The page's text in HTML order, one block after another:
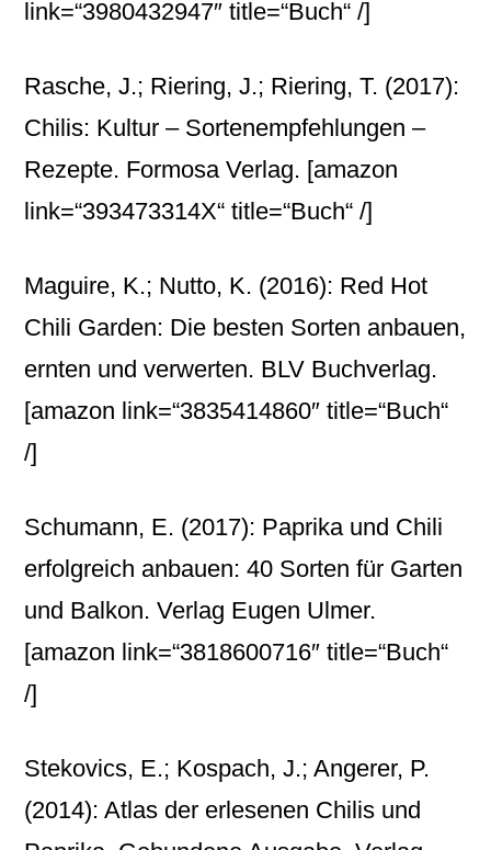
link=“3980432947″ title=“Buch“ /]
Rasche, J.; Riering, J.; Riering, T. (2017):
Chilis: Kultur – Sortenempfehlungen –
Rezepte. Formosa Verlag. [amazon
link=“393473314X“ title=“Buch“ /]
Maguire, K.; Nutto, K. (2016): Red Hot
Chili Garden: Die besten Sorten anbauen,
ernten und verwerten. BLV Buchverlag.
[amazon link=“3835414860″ title=“Buch“
/]
Schumann, E. (2017): Paprika und Chili
erfolgreich anbauen: 40 Sorten für Garten
und Balkon. Verlag Eugen Ulmer.
[amazon link=“3818600716″ title=“Buch“
/]
Stekovics, E.; Kospach, J.; Angerer, P.
(2014): Atlas der erlesenen Chilis und